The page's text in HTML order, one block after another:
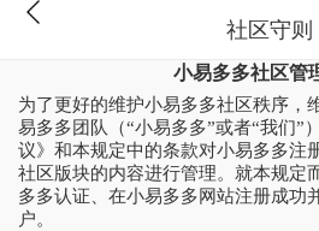
社区守则
小易多多社区管
为了更好的维护小易多多社区秩序，
易多多团队（“小易多多”或者“我们”
议》和本规定中的条款对小易多多注
社区版块的内容进行管理。就本规定
多多认证、在小易多多网站注册成功
户。